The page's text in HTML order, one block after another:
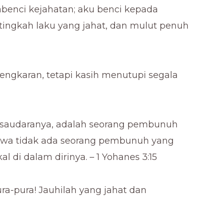
kejahatan; aku benci kepada
laku yang jahat, dan mulut penuh
tetapi kasih menutupi segala
adalah seorang pembunuh
tidak ada seorang pembunuh yang
dalam dirinya. – 1 Yohanes 3:15
pura! Jauhilah yang jahat dan